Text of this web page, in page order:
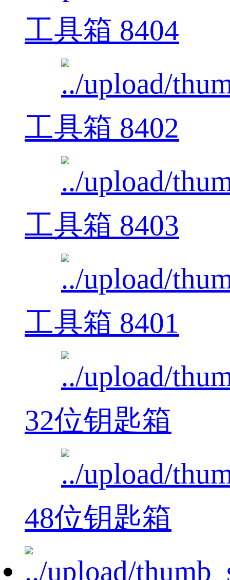
工具箱 8404
工具箱 8402
工具箱 8403
工具箱 8401
32位钥匙箱
48位钥匙箱